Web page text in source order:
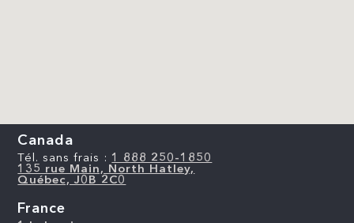
Canada
Tél. sans frais : 1 888 250-1850
135 rue Main, North Hatley,
Québec, J0B 2C0
France